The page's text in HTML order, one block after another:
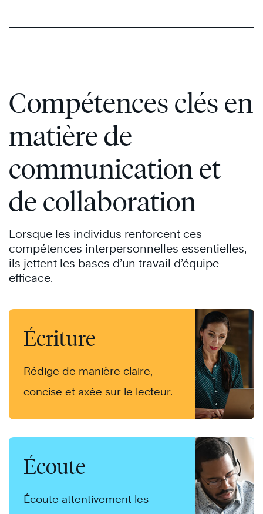
Compétences clés en
matière de
communication et
de collaboration
Lorsque les individus renforcent ces
compétences interpersonnelles essentielles,
ils jettent les bases d’un travail d’équipe
efficace.
Écriture
Rédige de manière claire,
concise et axée sur le lecteur.
Écoute
Écoute attentivement les